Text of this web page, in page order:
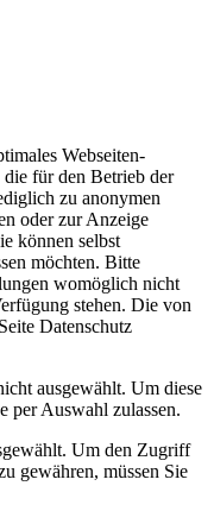
Webseiten-
für den Betrieb der
zu anonymen
oder zur Anzeige
können selbst
möchten. Bitte
womöglich nicht
stehen. Die von
Datenschutz
ausgewählt. Um diese
per Auswahl zulassen.
Um den Zugriff
gewähren, müssen Sie